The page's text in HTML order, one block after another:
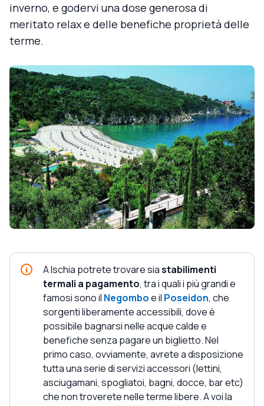
inverno, e godervi una dose generosa di
meritato relax e delle benefiche proprietà delle
terme.
A Ischia potrete trovare siastabilimenti
termali a pagamento, tra i quali i più grandi e
famosi sono il Negomboe il Poseidon, che
sorgenti liberamente accessibili, dove è
possibile bagnarsi nelle acque calde e
benefiche senza pagare un biglietto. Nel
primo caso, ovviamente, avrete a disposizione
tutta una serie di servizi accessori (lettini,
asciugamani, spogliatoi, bagni, docce, bar etc)
che non troverete nelle terme libere. A voi la